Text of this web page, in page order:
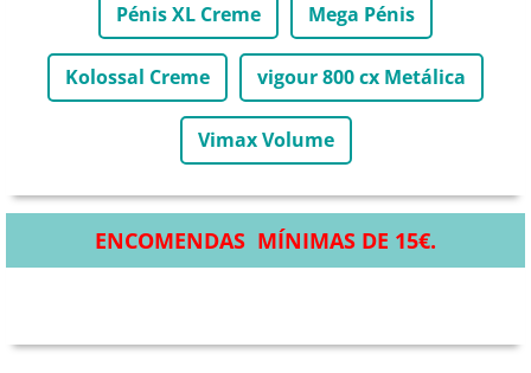
Pénis XL Creme Mega Pénis
Kolossal Creme vigour 800 cx Metálica
Vimax Volume
ENCOMENDAS MÍNIMAS DE 15€.